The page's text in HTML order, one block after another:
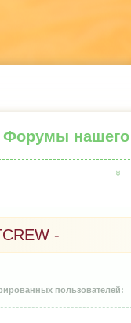
Форумы нашего
-